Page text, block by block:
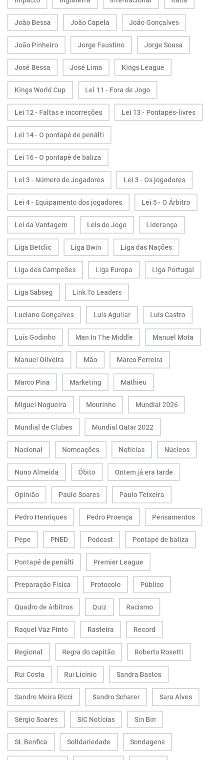
João Bessa João Capela João Gonçalves
João Pinheiro Jorge Faustino Jorge Sousa
José Bessa José Lima Kings League
Kings World Cup Lei 11 - Fora de Jogo
Lei 12 - Faltas e incorreções Lei 13 - Pontapés-livres
Lei 14 - O pontapé de penálti
Lei 16 - O pontapé de baliza
Lei 3 - Número de Jogadores Lei 3 - Os jogadores
Lei 4 - Equipamento dos jogadores Lei 5 - O Árbitro
Lei da Vantagem Leis de Jogo Liderança
Liga Betclic Liga Bwin Liga das Nações
Liga dos Campeões Liga Europa Liga Portugal
Liga Sabseg Link To Leaders
Luciano Gonçalves Luís Aguilar Luís Castro
Luís Godinho Man In The Middle Manuel Mota
Manuel Oliveira Mão Marco Ferreira
Marco Pina Marketing Mathieu
Miguel Nogueira Mourinho Mundial 2026
Mundial de Clubes Mundial Qatar 2022
Nacional Nomeações Notícias Núcleos
Nuno Almeida Óbito Ontem já era tarde
Opinião Paulo Soares Paulo Teixeira
Pedro Henriques Pedro Proença Pensamentos
Pepe PNED Podcast Pontapé de baliza
Pontapé de penálti Premier League
Preparação Física Protocolo Público
Quadro de árbitros Quiz Racismo
Raquel Vaz Pinto Rasteira Record
Regional Regra do capitão Roberto Rosetti
Rui Costa Rui Licínio Sandra Bastos
Sandro Meira Ricci Sandro Scharer Sara Alves
Sérgio Soares SIC Notícias Sin Bin
SL Benfica Solidariedade Sondagens